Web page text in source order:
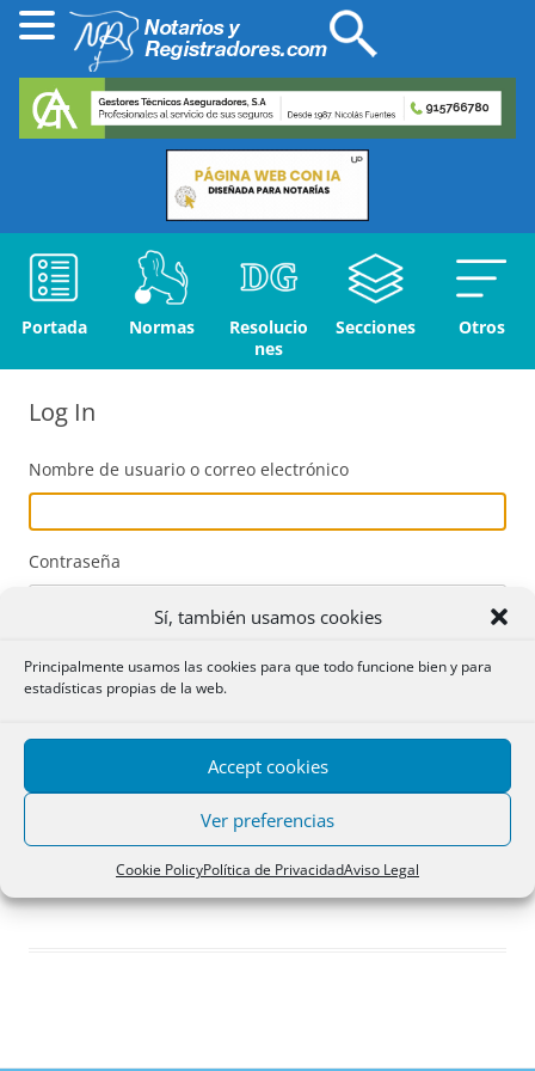
Sí, también usamos cookies
Principalmente usamos las cookies para que todo funcione bien y para
estadísticas propias de la web.
Accept cookies
Ver preferencias
Cookie PolicyPolítica de PrivacidadAviso Legal
Portada Normas
Resolucio
nes
Secciones Otros
Log In
Nombre de usuario o correo electrónico
Contraseña
Acceder
Registro
¿Has olvidado tu contraseña?